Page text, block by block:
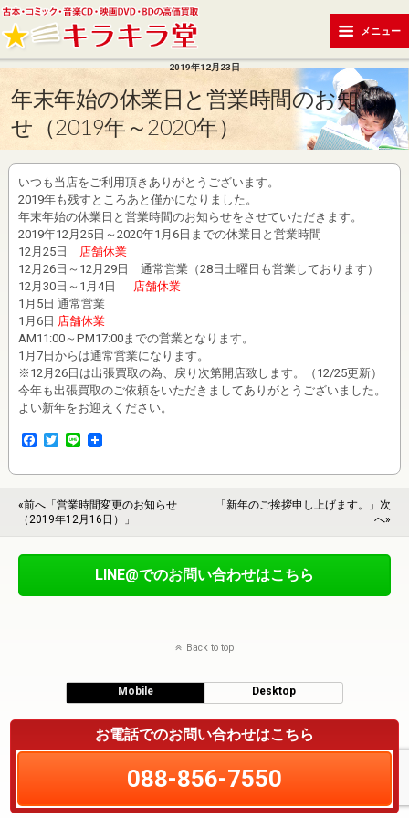
メニュー
2019年12月23日
年末年始の休業日と営業時間のお知ら
せ（2019年～2020年）
いつも当店をご利用頂きありがとうございます。
2019年も残すところあと僅かになりました。
年末年始の休業日と営業時間のお知らせをさせていただきます。
2019年12月25日～2020年1月6日までの休業日と営業時間
12月25日 店舗休業
12月26日～12月29日 通常営業（28日土曜日も営業しております）
12月30日～1月4日 店舗休業
1月5日 通常営業
1月6日 店舗休業
AM11:00～PM17:00までの営業となります。
1月7日からは通常営業になります。
※12月26日は出張買取の為、戻り次第開店致します。（12/25更新）
今年も出張買取のご依頼をいただきましてありがとうございました。
よい新年をお迎えください。
F
e
o
o
k
T
t
t
e
r
L
e
«前へ「営業時間変更のお知らせ
（2019年12月16日）」
「新年のご挨拶申し上げます。」次
へ»
お電話でのお問い合わせはこちら
088-856-7550
LINE@でのお問い合わせはこちら
Back to top
Mobile Desktop